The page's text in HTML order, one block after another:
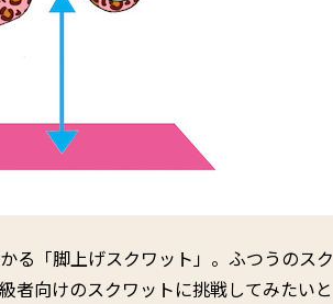
る「脚上げスクワット」。ふつうのスク
者向けのスクワットに挑戦してみたいと